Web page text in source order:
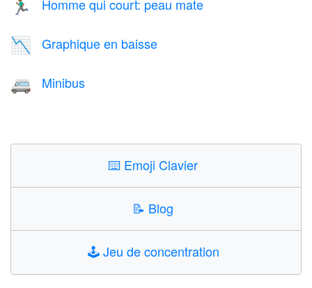
🏃🏾‍♂️ Homme qui court: peau mate
📉 Graphique en baisse
🚐 Minibus
⌨️ Emoji Clavier
📝 Blog
🕹️Jeu de concentration